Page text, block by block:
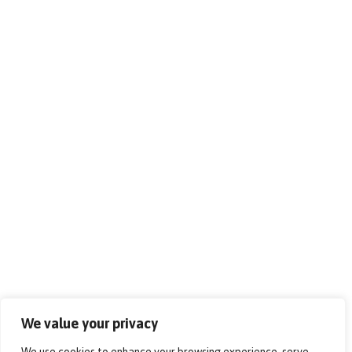
We value your privacy